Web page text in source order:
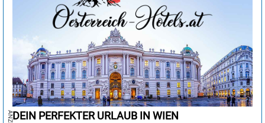
DEIN PERFEKTER URLAUB IN WIEN